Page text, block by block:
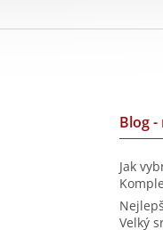
Blog
Jak
Velký